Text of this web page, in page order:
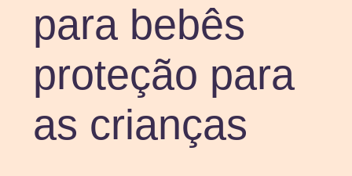
para bebês
proteção para
as crianças